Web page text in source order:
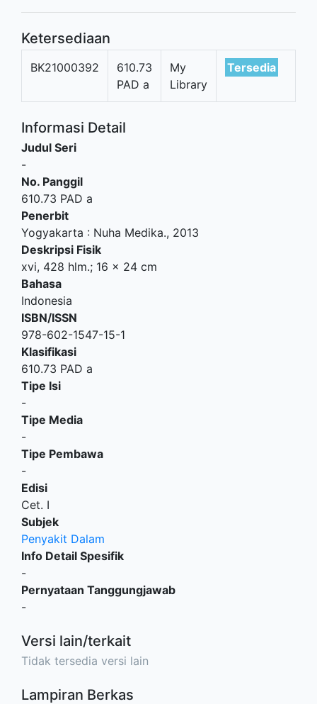
Ketersediaan
BK21000392
610.73
PAD a
My
Library
Tersedia
Informasi Detail
Judul Seri
-
No. Panggil
610.73 PAD a
Penerbit
Yogyakarta : Nuha Medika., 2013
Deskripsi Fisik
xvi, 428 hlm.; 16 x 24 cm
Bahasa
Indonesia
ISBN/ISSN
978-602-1547-15-1
Klasifikasi
610.73 PAD a
Tipe Isi
-
Tipe Media
-
Tipe Pembawa
-
Edisi
Cet. I
Subjek
Penyakit Dalam
Info Detail Spesifik
-
Pernyataan Tanggungjawab
-
Versi lain/terkait
Tidak tersedia versi lain
Lampiran Berkas